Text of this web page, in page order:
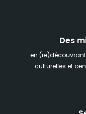
Des
en
culturelles et